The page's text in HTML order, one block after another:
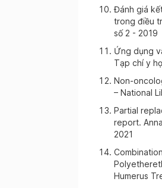
Đánh giá
trong điều
số 2 - 2019
Ứng dụng
Tạp chí y
Non-
– National
Partial
report.
2021
Humerus